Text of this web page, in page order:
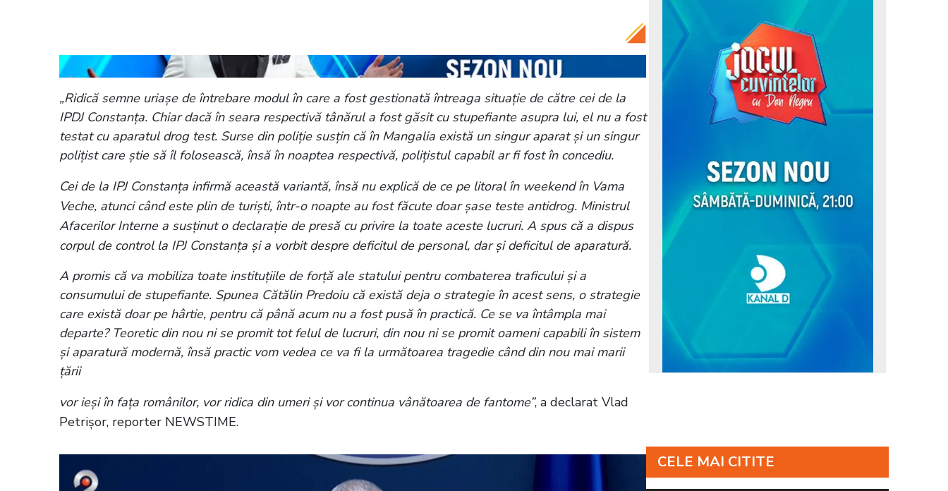
„Ridică semne uriașe de întrebare modul în care a fost gestionată întreaga situație de către cei de la
IPDJ Constanța. Chiar dacă în seara respectivă tânărul a fost găsit cu stupefiante asupra lui, el nu a fost
testat cu aparatul drog test. Surse din poliție susțin că în Mangalia există un singur aparat și un singur
polițist care știe să îl folosească, însă în noaptea respectivă, polițistul capabil ar fi fost în concediu.
Cei de la IPJ Constanța infirmă această variantă, însă nu explică de ce pe litoral în weekend în Vama
Veche, atunci când este plin de turiști, într-o noapte au fost făcute doar șase teste antidrog. Ministrul
Afacerilor Interne a susținut o declarație de presă cu privire la toate aceste lucruri. A spus că a dispus
corpul de control la IPJ Constanța și a vorbit despre deficitul de personal, dar și deficitul de aparatură.
A promis că va mobiliza toate instituțiile de forță ale statului pentru combaterea traficului și a
consumului de stupefiante. Spunea Cătălin Predoiu că există deja o strategie în acest sens, o strategie
care există doar pe hârtie, pentru că până acum nu a fost pusă în practică. Ce se va întâmpla mai
departe? Teoretic din nou ni se promit tot felul de lucruri, din nou ni se promit oameni capabili în sistem
și aparatură modernă, însă practic vom vedea ce va fi la următoarea tragedie când din nou mai marii
țării
vor ieși în fața românilor, vor ridica din umeri și vor continua vânătoarea de fantome”, a declarat Vlad
Petrișor, reporter NEWSTIME.
CELE MAI CITITE